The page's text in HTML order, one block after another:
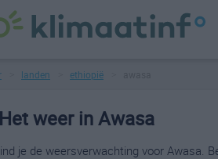
landen ethiopië
Het weer in Awasa
je de weersverwachting voor Awasa.